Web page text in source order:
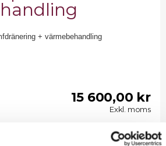
+ värmebehandling
15 600,00 kr
Exkl. moms